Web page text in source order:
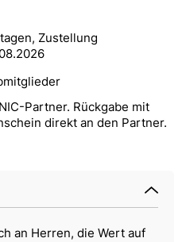
Zustellung
Partner. Rückgabe mit
direkt an den Partner.
an Herren, die Wert auf